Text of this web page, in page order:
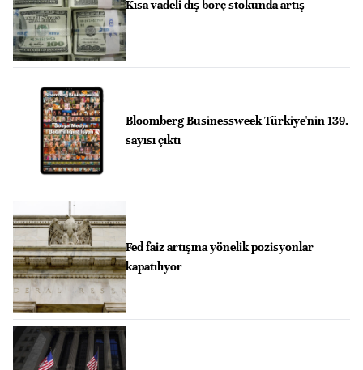
Kısa vadeli dış borç stokunda artış
Bloomberg Businessweek Türkiye'nin 139.
sayısı çıktı
Fed faiz artışına yönelik pozisyonlar
kapatılıyor